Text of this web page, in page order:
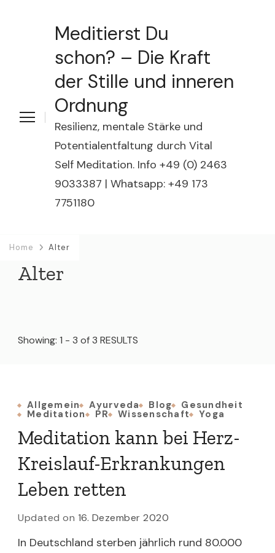
Meditierst Du
schon? – Die Kraft
der Stille und inneren
Ordnung
Resilienz, mentale Stärke und
Potentialentfaltung durch Vital
Self Meditation. Info +49 (0) 2463
9033387 | Whatsapp: +49 173
7751180
Home Alter
Alter
Showing: 1 - 3 of 3 RESULTS
Allgemein Ayurveda Blog Gesundheit
Meditation PR Wissenschaft Yoga
Meditation kann bei Herz-
Kreislauf-Erkrankungen
Leben retten
Updated on 16. Dezember 2020
In Deutschland sterben jährlich rund 80.000